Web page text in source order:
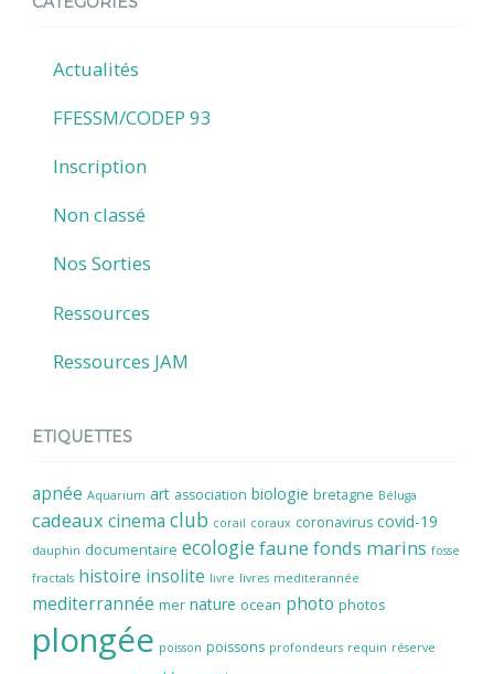
Actualités
FFESSM/CODEP 93
Inscription
Non classé
Nos Sorties
Ressources
Ressources JAM
ETIQUETTES
apnée Aquarium art association biologie bretagne Béluga
cadeaux cinema club corail coraux coronavirus covid-19
dauphin documentaire ecologiefaune fonds marins fosse
fractals histoire insolite livre livres mediterannée
mediterrannée mer nature ocean photo photos
plongée poisson poissons profondeurs requin réserve